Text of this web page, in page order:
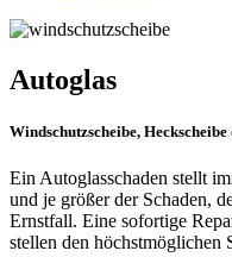
Autoglas
Windschutzscheibe,
Ein Autoglasschaden stellt
und je größer der Schaden,
Ernstfall. Eine sofortige
stellen den höchstmöglichen